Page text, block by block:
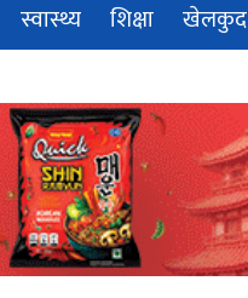
स्वास्थ्य शिक्षा खेलकुद